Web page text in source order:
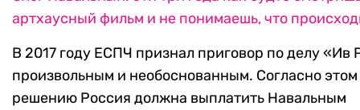
артхаусный фильм и не понимаешь, что
В 2017 году ЕСПЧ признал приговор по делу «Ив
произвольным и необоснованным. Согласно этом
решению Россия должна выплатить Навальным